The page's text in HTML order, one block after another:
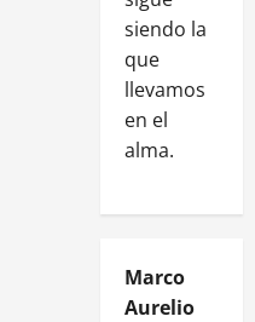
siendo la
que
llevamos
en el
alma.
Marco
Aurelio